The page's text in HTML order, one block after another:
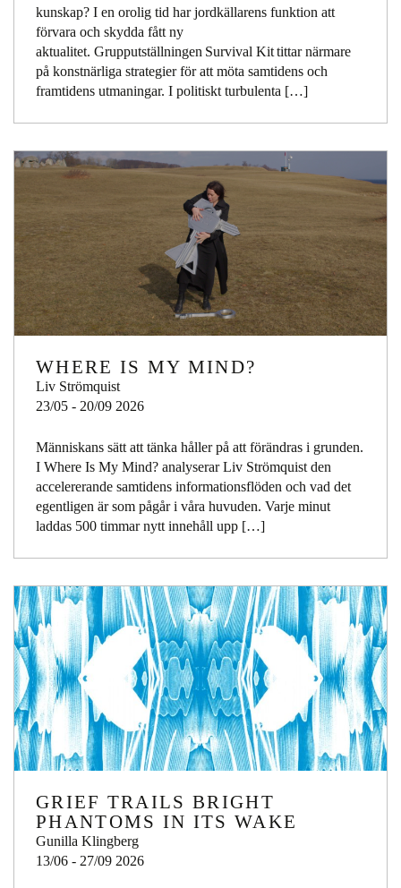
kunskap? I en orolig tid har jordkällarens funktion att
förvara och skydda fått ny
aktualitet. Grupputställningen Survival Kit tittar närmare
på konstnärliga strategier för att möta samtidens och
framtidens utmaningar. I politiskt turbulenta […]
WHERE IS MY MIND?
Liv Strömquist
23/05 - 20/09 2026
Människans sätt att tänka håller på att förändras i grunden.
I Where Is My Mind? analyserar Liv Strömquist den
accelererande samtidens informationsflöden och vad det
egentligen är som pågår i våra huvuden. Varje minut
laddas 500 timmar nytt innehåll upp […]
GRIEF TRAILS BRIGHT
PHANTOMS IN ITS WAKE
Gunilla Klingberg
13/06 - 27/09 2026